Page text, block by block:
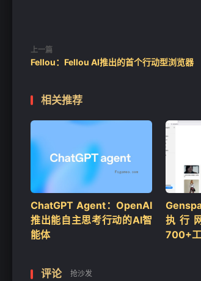
上一篇
Fellou：Fellou AI推出的首个行动型浏览器
相关推荐
ChatGPT Agent：OpenAI
推出能自主思考行动的AI智
能体
执行
700+
评论 抢沙发